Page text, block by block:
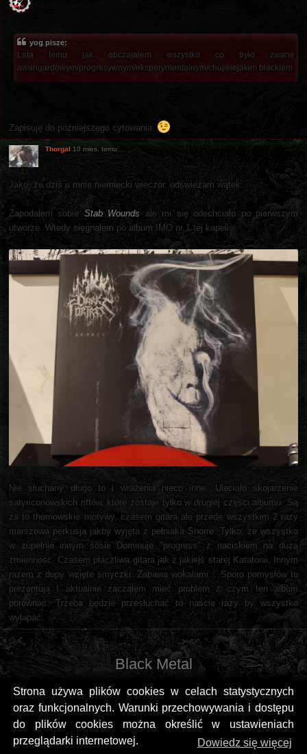
Strona używa plików cookies w celach statystycznych
oraz funkcjonalnych. Warunki przechowywania i dostępu
do plików cookies można określić w ustawieniach
przeglądarki internetowej.
Dowiedz się więcej
yog pisze:
Lata temu jak obczajałem wszystko co było zwane
awangardowym/progresywnym/eksperymentalnym/chujwiejakim blackiem
Zapisuję do późniejszego cytowania.
Thorgal 10 mies. temu
Jako, że dziś u mnie niemiecki wieczór, odświeżam wątek.
Zapodałem sobie Stab Wounds ale mi się odechciało po pierwszym
utworze. Wtedy sięgnąłem po album IMO nr 1 tej kapeli:
Nie słuchany długo to i wrażenia nieco inne. Uleciało skojarzenie
satyriconowskich riffów, które zostaje tylko w drugiej części albumu. Są
za to thornowskie motywy, czasem gitara ale przede wszystkim 2 razy
marszowa perkusja jakby wyjęta z pełniaka Snorre. Tylko, że wszystko
w zupełnie innym sosie Dominuje "progress" z naciskiem na dużą
zmienność. Czasem płaczliwa gitara jak z jakiejś starej Katatonii. Innym
razem z dupy wzięte smyczki. Zabawa wokalami... Sporo pomysłów tu
prezentują I aktualnie zacząłem mieć problem z czym ten album
porównać. Trzeba będzie przesłuchać to naście razy by wszystko
wyłapać.
Black Metal